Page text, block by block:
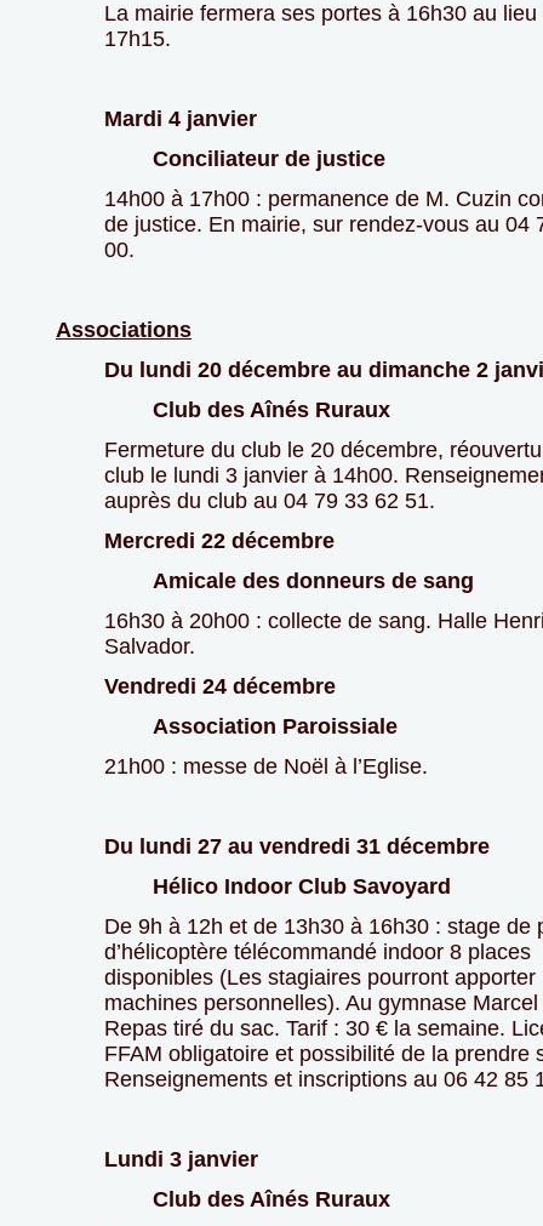
La mairie fermera ses portes à 16h30 au lieu
17h15.
Mardi 4 janvier
Conciliateur de justice
14h00 à 17h00 : permanence de M. Cuzin
de justice. En mairie, sur rendez-vous au 04
00.
Associations
Du lundi 20 décembre au dimanche 2
Club des Aînés Ruraux
Fermeture du club le 20 décembre,
club le lundi 3 janvier à 14h00.
auprès du club au 04 79 33 62 51.
Mercredi 22 décembre
Amicale des donneurs de sang
16h30 à 20h00 : collecte de sang. Halle
Salvador.
Vendredi 24 décembre
Association Paroissiale
21h00 : messe de Noël à l’Eglise.
Du lundi 27 au vendredi 31 décembre
Hélico Indoor Club Savoyard
De 9h à 12h et de 13h30 à 16h30 : stage de
d’hélicoptère télécommandé indoor 8 places
disponibles (Les stagiaires pourront apporter
machines personnelles). Au gymnase
Repas tiré du sac. Tarif : 30 € la semaine.
FFAM obligatoire et possibilité de la prendre
Renseignements et inscriptions au 06 42 85
Lundi 3 janvier
Club des Aînés Ruraux